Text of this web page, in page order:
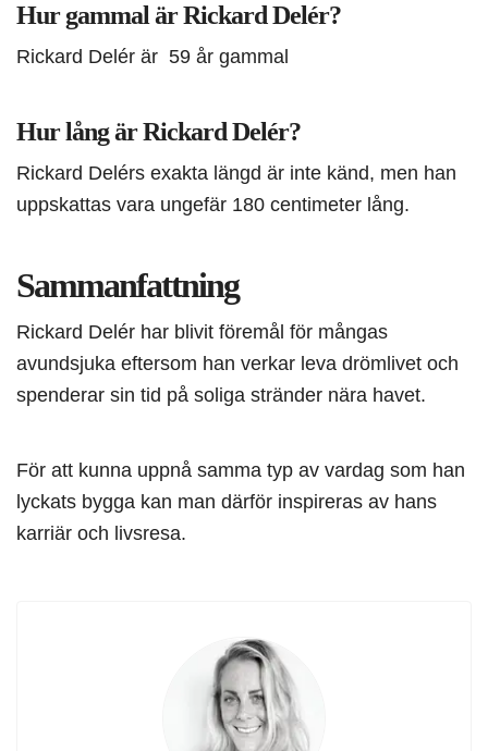
Hur gammal är Rickard Delér?
Rickard Delér är 59 år gammal
Hur lång är Rickard Delér?
Rickard Delérs exakta längd är inte känd, men han
uppskattas vara ungefär 180 centimeter lång.
Sammanfattning
Rickard Delér har blivit föremål för mångas
avundsjuka eftersom han verkar leva drömlivet och
spenderar sin tid på soliga stränder nära havet.
För att kunna uppnå samma typ av vardag som han
lyckats bygga kan man därför inspireras av hans
karriär och livsresa.